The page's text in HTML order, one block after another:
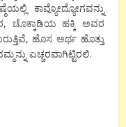
ಕಾವ್ಯೋದ್ಯೋಗವನ್ನು
ಚೊಕ್ಕಾಡಿಯ ಹಕ್ಕಿ ಅವರ
ಹೊಸ ಅರ್ಥ ಹೊತ್ತು
ಎಚ್ಚರವಾಗಿಟ್ಟಿರಲಿ.